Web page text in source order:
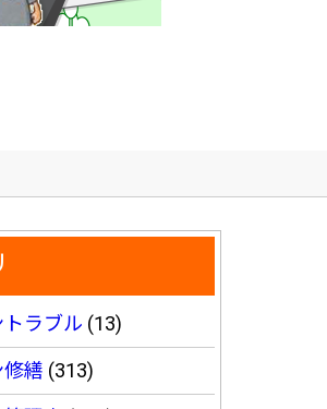
ラブル (13)
繕 (313)